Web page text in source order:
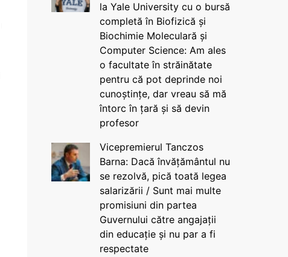
la Yale University cu o bursă
completă în Biofizică și
Biochimie Moleculară și
Computer Science: Am ales
o facultate în străinătate
pentru că pot deprinde noi
cunoștințe, dar vreau să mă
întorc în țară și să devin
profesor
Vicepremierul Tanczos
Barna: Dacă învățământul nu
se rezolvă, pică toată legea
salarizării / Sunt mai multe
promisiuni din partea
Guvernului către angajații
din educație și nu par a fi
respectate